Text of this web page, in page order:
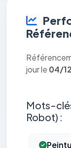
jour le 04/
Mots-
Robot) :